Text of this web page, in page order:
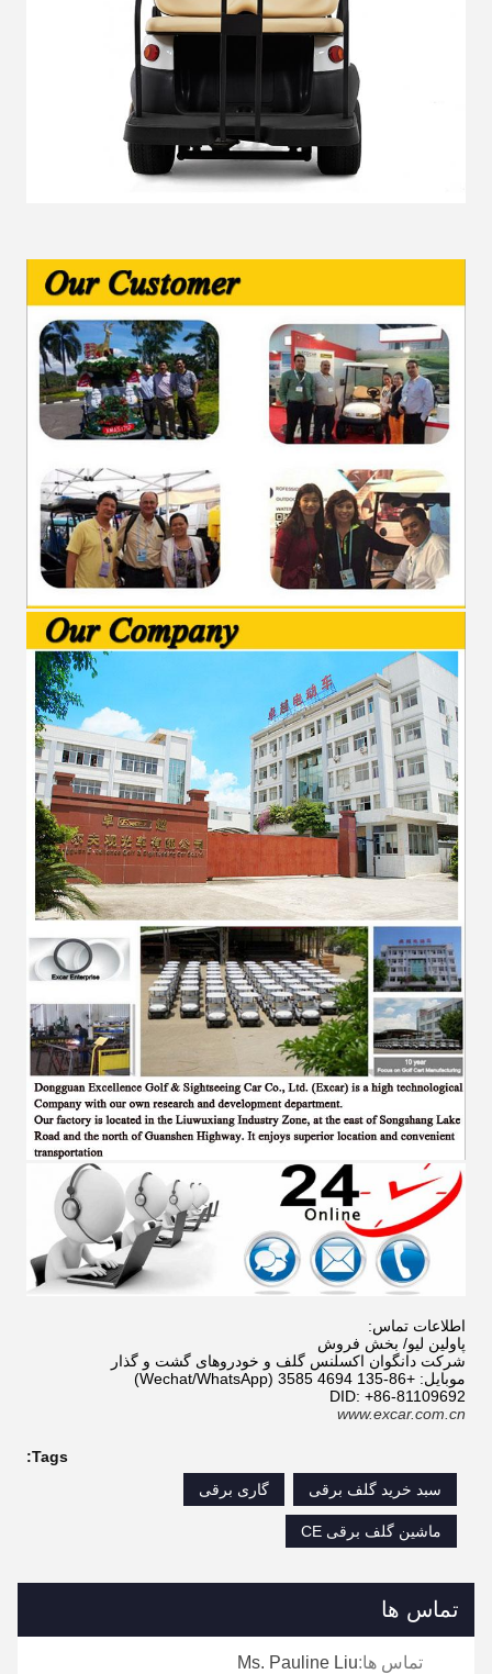
اطلاعات تماس:
پاولین لیو/ بخش فروش
شرکت دانگوان اکسلنس گلف و خودروهای گشت و گذار
موبایل: +86-135 4694 3585 (Wechat/WhatsApp)
DID: +86-81109692
www.excar.com.cn
Tags:
سبد خرید گلف برقی
گاری برقی
ماشین گلف برقی CE
تماس ها
تماس ها:Ms. Pauline Liu